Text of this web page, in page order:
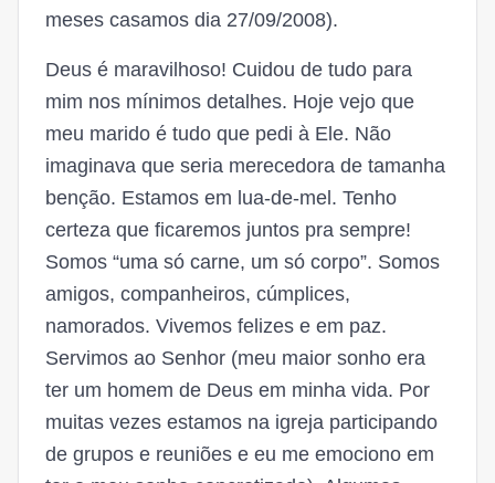
meses casamos dia 27/09/2008).
Deus é maravilhoso! Cuidou de tudo para
mim nos mínimos detalhes. Hoje vejo que
meu marido é tudo que pedi à Ele. Não
imaginava que seria merecedora de tamanha
benção. Estamos em lua-de-mel. Tenho
certeza que ficaremos juntos pra sempre!
Somos “uma só carne, um só corpo”. Somos
amigos, companheiros, cúmplices,
namorados. Vivemos felizes e em paz.
Servimos ao Senhor (meu maior sonho era
ter um homem de Deus em minha vida. Por
muitas vezes estamos na igreja participando
de grupos e reuniões e eu me emociono em